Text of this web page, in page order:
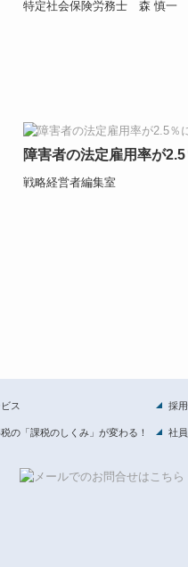
特定社会保険労務士 森 慎一
障害者の法定雇用率が
戦略経営者編集室
ス 採
の「課税のしくみ」が変わる！ 社